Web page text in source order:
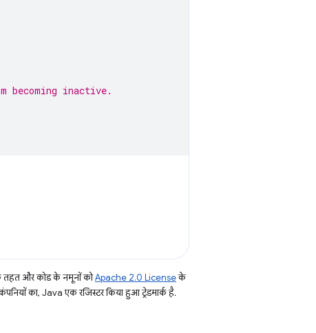
becoming inactive.
और कोड के नमूनों कोApache 2.0 Licenseके
का, Java एक रजिस्टर किया हुआ ट्रेडमार्क है.